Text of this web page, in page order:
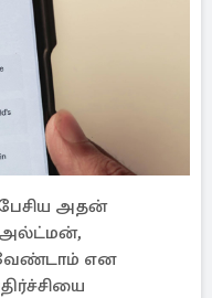
அதன்
அல்ட்மன்,
வேண்டாம் என